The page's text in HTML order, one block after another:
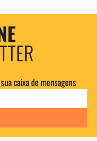
caixa de mensagens